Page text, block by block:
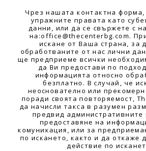
Чрез нашата контактна формa,
упражните правата като
данни, или да се свържете с
на:office@thecenterbg.com.
искане от Ваша страна, за
обработваните от нас лични
ще предприеме всички
да Ви предостави по
информацията относно
безплатно. В случай, че
неоснователно или
поради своята повторяемост,
да начисли такса в разумен
предвид административните
предоставяне на
комуникация, или за
по искането, както и да откаже
действие по